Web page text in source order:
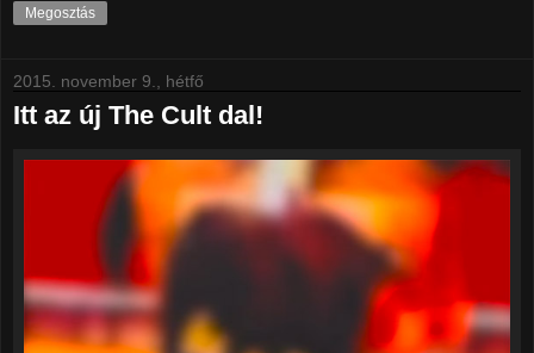
Megosztás
2015. november 9., hétfő
Itt az új The Cult dal!